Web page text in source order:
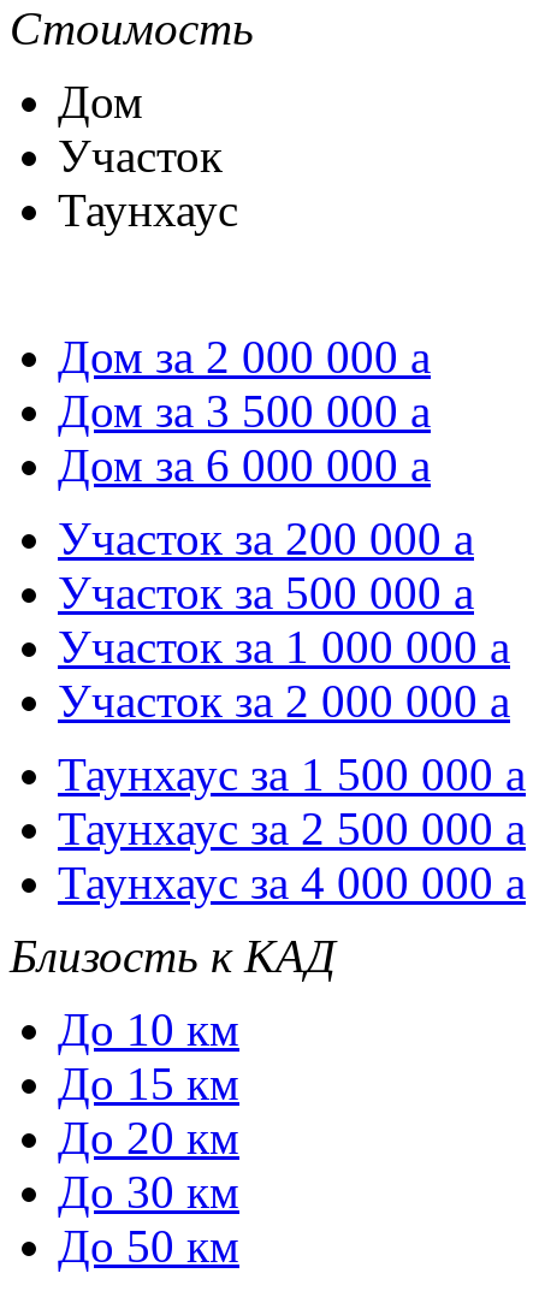
Стоимость
Дом
Участок
Таунхаус
Дом за 2 000 000 a
Дом за 3 500 000 a
Дом за 6 000 000 a
Участок за 200 000 a
Участок за 500 000 a
Участок за 1 000 000 a
Участок за 2 000 000 a
Таунхаус за 1 500 000 a
Таунхаус за 2 500 000 a
Таунхаус за 4 000 000 a
Близость к КАД
До 10 км
До 15 км
До 20 км
До 30 км
До 50 км